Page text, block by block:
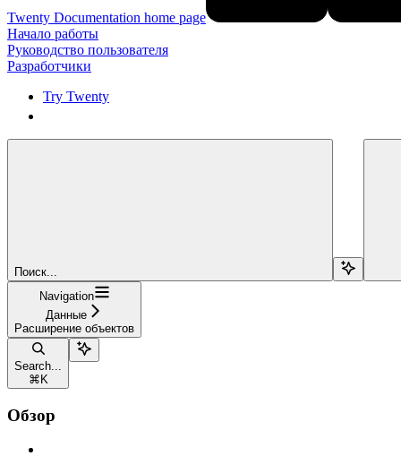
Twenty Documentation home page
Начало работы
Руководство пользователя
Разработчики
Try Twenty
Поиск...
Navigation
Данные
Расширение объектов
Search...
⌘ K
Обзор